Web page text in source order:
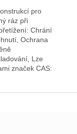
pro
ráz při
Chrání
Ochrana
Lze
značek CAS: